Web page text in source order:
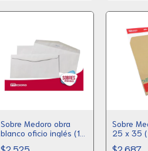
Sobre Medoro obra
blanco oficio inglés (12
$2.525
Sobre
25 x 35
$2.687